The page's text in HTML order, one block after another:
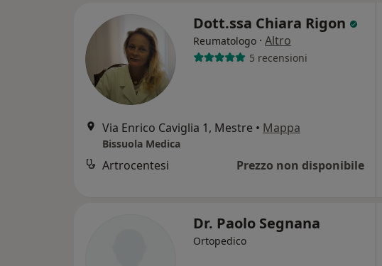
Dott.ssa Chiara Rigon
Reumatologo · Altro
5 recensioni
Via Enrico Caviglia 1, Mestre • Mappa
Bissuola Medica
Artrocentesi Prezzo non disponibile
Dr. Paolo Segnana
Ortopedico